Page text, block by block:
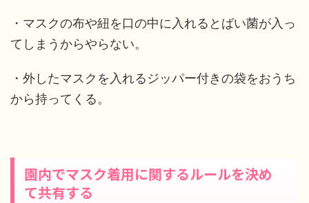
・マスクの布や紐を口の中に入れるとばい菌が入っ
てしまうからやらない。
・外したマスクを入れるジッパー付きの袋をおうち
から持ってくる。
園内でマスク着用に関するルールを決め
て共有する